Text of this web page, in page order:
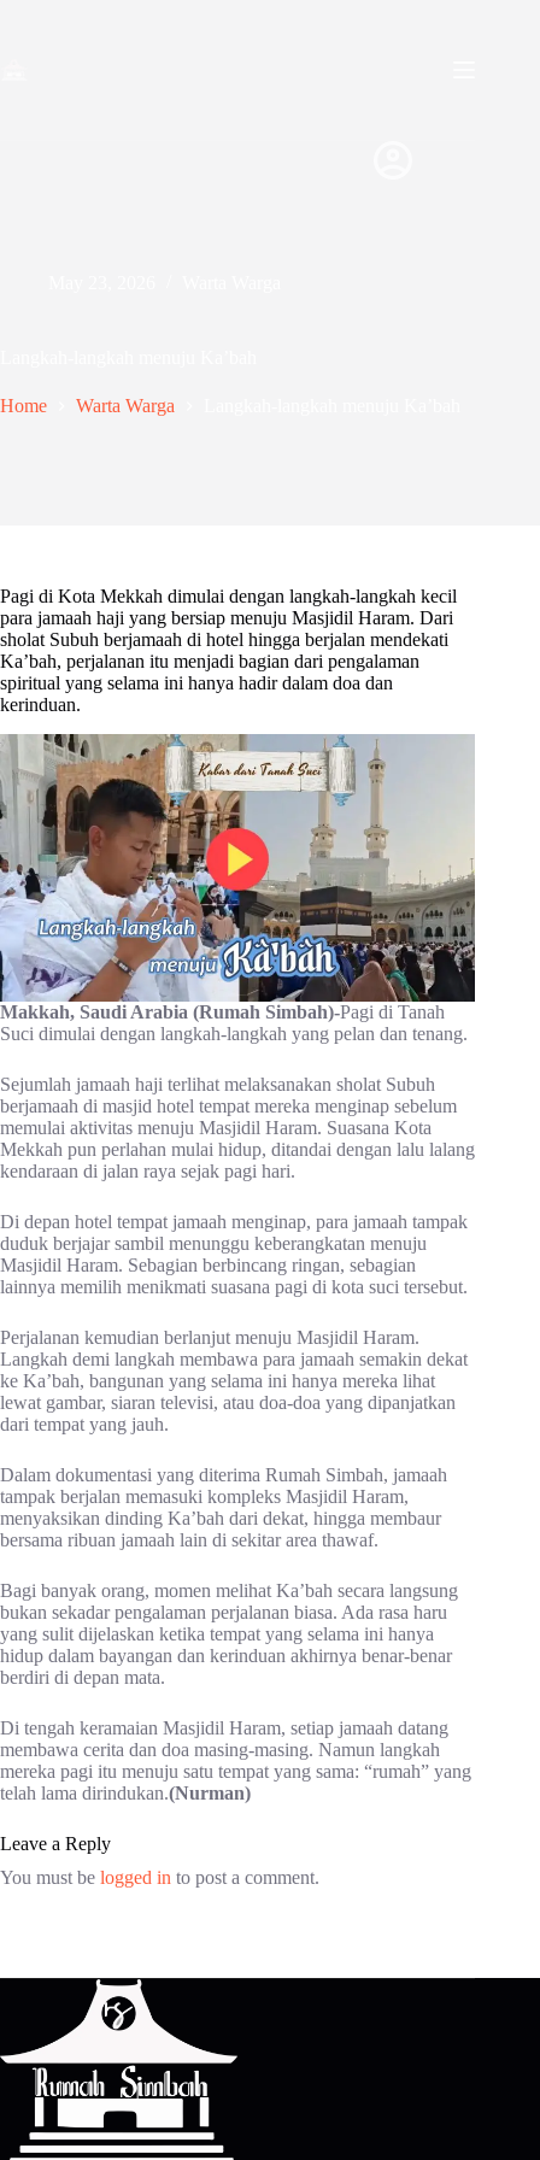
Home Warta Warga
Pagi di Kota Mekkah dimulai dengan langkah-langkah kecil
para jamaah haji yang bersiap menuju Masjidil Haram. Dari
sholat Subuh berjamaah di hotel hingga berjalan mendekati
Ka’bah, perjalanan itu menjadi bagian dari pengalaman
spiritual yang selama ini hanya hadir dalam doa dan
kerinduan.
Makkah, Saudi Arabia (Rumah Simbah)-Pagi di Tanah
Suci dimulai dengan langkah-langkah yang pelan dan tenang.
Sejumlah jamaah haji terlihat melaksanakan sholat Subuh
berjamaah di masjid hotel tempat mereka menginap sebelum
memulai aktivitas menuju Masjidil Haram. Suasana Kota
Mekkah pun perlahan mulai hidup, ditandai dengan lalu lalang
kendaraan di jalan raya sejak pagi hari.
Di depan hotel tempat jamaah menginap, para jamaah tampak
duduk berjajar sambil menunggu keberangkatan menuju
Masjidil Haram. Sebagian berbincang ringan, sebagian
lainnya memilih menikmati suasana pagi di kota suci tersebut.
Perjalanan kemudian berlanjut menuju Masjidil Haram.
Langkah demi langkah membawa para jamaah semakin dekat
ke Ka’bah, bangunan yang selama ini hanya mereka lihat
lewat gambar, siaran televisi, atau doa-doa yang dipanjatkan
dari tempat yang jauh.
Dalam dokumentasi yang diterima Rumah Simbah, jamaah
tampak berjalan memasuki kompleks Masjidil Haram,
menyaksikan dinding Ka’bah dari dekat, hingga membaur
bersama ribuan jamaah lain di sekitar area thawaf.
Bagi banyak orang, momen melihat Ka’bah secara langsung
bukan sekadar pengalaman perjalanan biasa. Ada rasa haru
yang sulit dijelaskan ketika tempat yang selama ini hanya
hidup dalam bayangan dan kerinduan akhirnya benar-benar
berdiri di depan mata.
Di tengah keramaian Masjidil Haram, setiap jamaah datang
membawa cerita dan doa masing-masing. Namun langkah
mereka pagi itu menuju satu tempat yang sama: “rumah” yang
telah lama dirindukan.(Nurman)
Leave a Reply
You must be logged in to post a comment.